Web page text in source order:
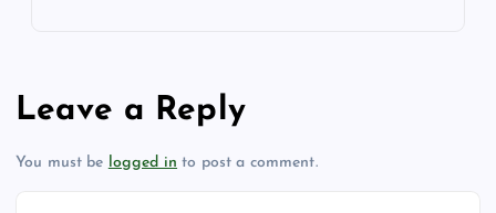
Leave a Reply
You must be logged in to post a comment.